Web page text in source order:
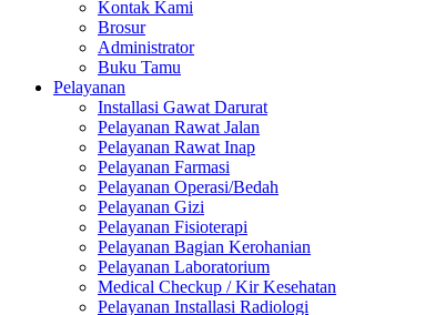
Kontak Kami
Brosur
Administrator
Buku Tamu
Pelayanan
Installasi Gawat Darurat
Pelayanan Rawat Jalan
Pelayanan Rawat Inap
Pelayanan Farmasi
Pelayanan Operasi/Bedah
Pelayanan Gizi
Pelayanan Fisioterapi
Pelayanan Bagian Kerohanian
Pelayanan Laboratorium
Medical Checkup / Kir Kesehatan
Pelayanan Installasi Radiologi